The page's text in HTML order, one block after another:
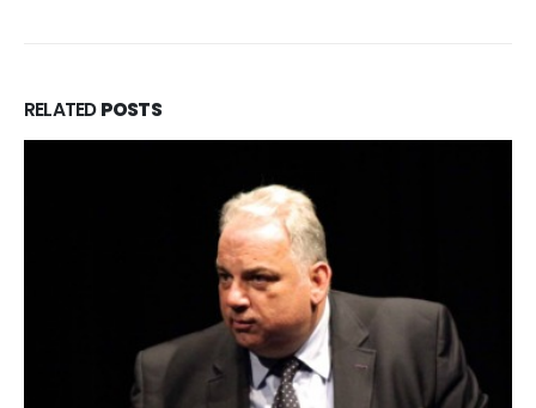
RELATEDPOSTS